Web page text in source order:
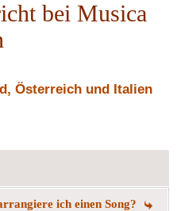
bei Musica
Österreich und Italien
ich einen Song?